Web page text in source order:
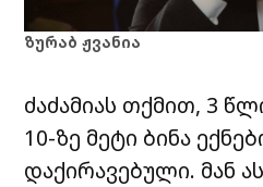
ზურაბ ჟვანია
ძაძამიას თქმით, 3
10-ზე მეტი ბინა
დაქირავებული. მან